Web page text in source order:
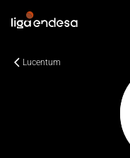
Lucentum